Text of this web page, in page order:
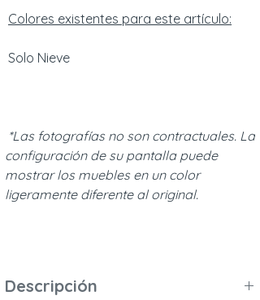
Colores existentes para este artículo:
Solo Nieve
*Las fotografías no son contractuales. La
configuración de su pantalla puede
mostrar los muebles en un color
ligeramente diferente al original.
Descripción